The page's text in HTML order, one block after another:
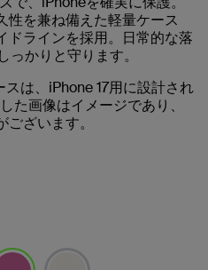
性を兼ね備えた軽量ケース
ドラインを採用。日常的な落
かりと守ります。
は、iPhone 17用に設計され
た画像はイメージであり、
ざいます。